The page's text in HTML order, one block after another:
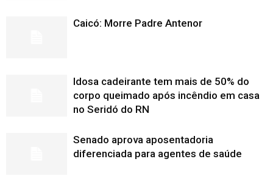
Caicó: Morre Padre Antenor
Idosa cadeirante tem mais de 50% do
corpo queimado após incêndio em casa
no Seridó do RN
Senado aprova aposentadoria
diferenciada para agentes de saúde